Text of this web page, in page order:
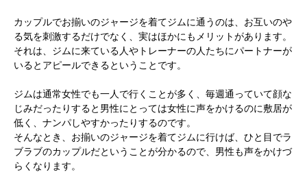
カップルでお揃いのジャージを着てジムに通うのは、お互いのや
る気を刺激するだけでなく、実はほかにもメリットがあります。
それは、ジムに来ている人やトレーナーの人たちにパートナーが
いるとアピールできるということです。
ジムは通常女性でも一人で行くことが多く、毎週通っていて顔な
じみだったりすると男性にとっては女性に声をかけるのに敷居が
低く、ナンパしやすかったりするのです。
そんなとき、お揃いのジャージを着てジムに行けば、ひと目でラ
ブラブのカップルだということが分かるので、男性も声をかけづ
らくなります。